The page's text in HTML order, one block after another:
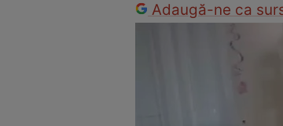
Adaugă-ne ca